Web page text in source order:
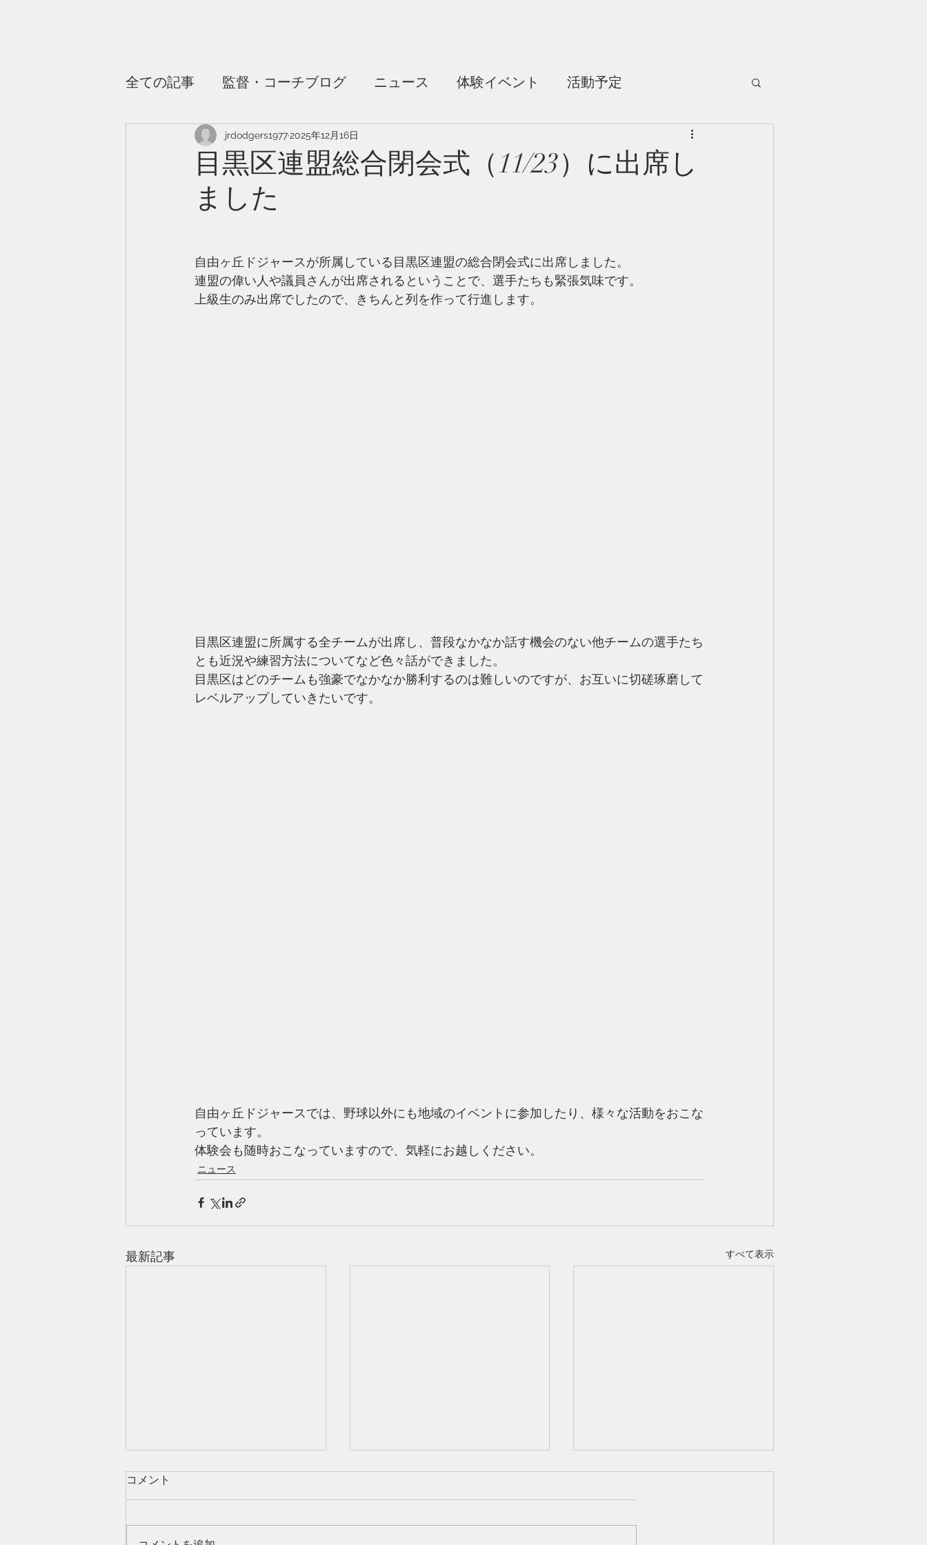
全ての記事 監督・コーチブログ ニュース 体験イベント 活動予定
目黒区連盟総合閉会式（11/23）に出席し
ました
jrdodgers19772025年12月16日
自由ヶ丘ドジャースが所属している目黒区連盟の総合閉会式に出席しました。
連盟の偉い人や議員さんが出席されるということで、選手たちも緊張気味です。
上級生のみ出席でしたので、きちんと列を作って行進します。
目黒区連盟に所属する全チームが出席し、普段なかなか話す機会のない他チームの選手たち
とも近況や練習方法についてなど色々話ができました。
目黒区はどのチームも強豪でなかなか勝利するのは難しいのですが、お互いに切磋琢磨して
レベルアップしていきたいです。
自由ヶ丘ドジャースでは、野球以外にも地域のイベントに参加したり、様々な活動をおこな
っています。
体験会も随時おこなっていますので、気軽にお越しください。
ニュース
最新記事 すべて表示
コメント